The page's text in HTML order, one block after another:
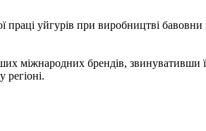
уйгурів при виробництві
міжнародних брендів, звинувативши
регіоні.